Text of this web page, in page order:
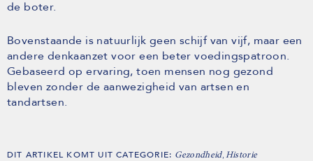
de boter.
Bovenstaande is natuurlijk geen schijf van vijf, maar een
andere denkaanzet voor een beter voedingspatroon.
Gebaseerd op ervaring, toen mensen nog gezond
bleven zonder de aanwezigheid van artsen en
tandartsen.
DIT ARTIKEL KOMT UIT CATEGORIE: Gezondheid, Historie